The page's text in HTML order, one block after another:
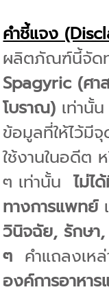
คำชี้แจง
ผลิตภัณฑ์นี้จัดท
Spagyric (ศา
โบราณ) เท่านั้น
ข้อมูลที่ให้ไว้มี
ใช้งานในอดีต
ๆ เท่านั้นไม่ไ
ทางการแพทย์
วินิจฉัย, รักษา
ๆ คำแถลงเห
องค์การอาหาร